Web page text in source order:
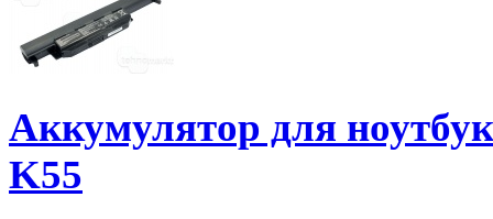
Аккумулятор для
K55